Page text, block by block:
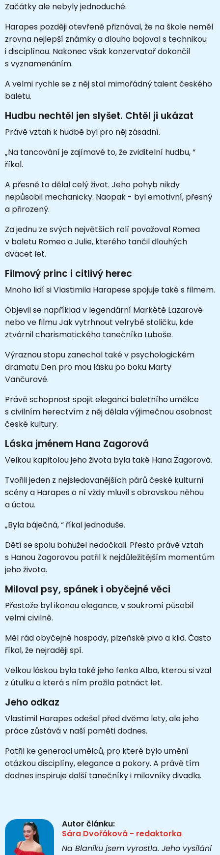
Začátky ale nebyly jednoduché.
Harapes později otevřeně přiznával, že na škole neměl
zrovna nejlepší známky a dlouho bojoval s technikou
i disciplínou. Nakonec však konzervatoř dokončil
s vyznamenáním.
A velmi rychle se z něj stal mimořádný talent českého
baletu.
Hudbu nechtěl jen slyšet. Chtěl ji ukázat
Právě vztah k hudbě byl pro něj zásadní.
„Na tancování je zajímavé to, že zviditelní hudbu, “
říkal.
A přesně to dělal celý život. Jeho pohyb nikdy
nepůsobil mechanicky. Naopak - byl emotivní, přesný
a přirozený.
Za jednu ze svých největších rolí považoval Romea
v baletu Romeo a Julie, kterého tančil dlouhých
dvacet let.
Filmový princ i citlivý herec
Mnoho lidí si Vlastimila Harapese spojuje také s filmem.
Objevil se například v legendární Markétě Lazarové
nebo ve filmu Jak vytrhnout velrybě stoličku, kde
ztvárnil charismatického tanečníka Luboše.
Výraznou stopu zanechal také v psychologickém
dramatu Den pro mou lásku po boku Marty
Vančurové.
Právě schopnost spojit eleganci baletního umělce
s civilním herectvím z něj dělala výjimečnou osobnost
české kultury.
Láska jménem Hana Zagorová
Velkou kapitolou jeho života byla také Hana Zagorová.
Tvořili jeden z nejsledovanějších párů české kulturní
scény a Harapes o ní vždy mluvil s obrovskou něhou
a úctou.
„Byla báječná, “ říkal jednoduše.
Dětí se spolu bohužel nedočkali. Přesto právě vztah
s Hanou Zagorovou patřil k nejdůležitějším momentům
jeho života.
Miloval psy, spánek i obyčejné věci
Přestože byl ikonou elegance, v soukromí působil
velmi civilně.
Měl rád obyčejné hospody, plzeňské pivo a klid. Často
říkal, že nejraději spí.
Velkou láskou byla také jeho fenka Alba, kterou si vzal
z útulku a která s ním prožila patnáct let.
Jeho odkaz
Vlastimil Harapes odešel před dvěma lety, ale jeho
práce zůstává v naší paměti dodnes.
Patřil ke generaci umělců, pro které bylo umění
otázkou disciplíny, elegance a pokory. A právě tím
dodnes inspiruje další tanečníky i milovníky divadla.
Autor článku:
Sára Dvořáková - redaktorka
Na Blaníku jsem vyrostla. Jeho vysílání